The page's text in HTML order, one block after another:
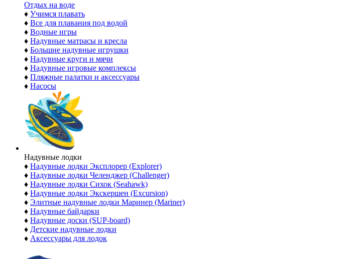
Отдых на воде
♦ Учимся плавать
♦ Все для плавания под водой
♦ Водные игры
♦ Надувные матрасы и кресла
♦ Большие надувные игрушки
♦ Надувные круги и мячи
♦ Надувные игровые комплексы
♦ Пляжные палатки и аксессуары
♦ Насосы
Надувные лодки
♦ Надувные лодки Эксплорер (Explorer)
♦ Надувные лодки Челенджер (Challenger)
♦ Надувные лодки Сихок (Seahawk)
♦ Надувные лодки Экскершен (Excursion)
♦ Элитные надувные лодки Маринер (Mariner)
♦ Надувные байдарки
♦ Надувные доски (SUP-board)
♦ Детские надувные лодки
♦ Аксессуары для лодок